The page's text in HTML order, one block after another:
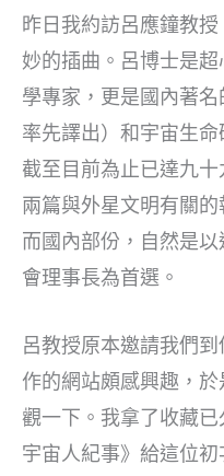
昨日我約訪呂應鐘教
妙的插曲。呂博士是
學專家，更是國內著
率先譯出）和宇宙生命
截至目前為止已達九
兩篇與外星文明有關的
而國內部份，自然是
會理事長為首選。
呂教授原本邀請我們
作的網站頗感興趣，
觀一下。我拿了收藏
宇宙人紀事》給這位